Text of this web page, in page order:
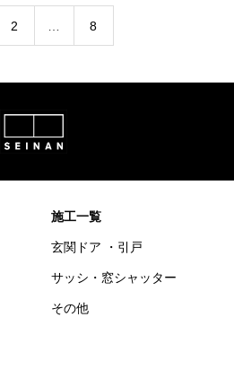
2 8
施工一覧
玄関ドア ・引戸
サッシ・窓シャッター
その他